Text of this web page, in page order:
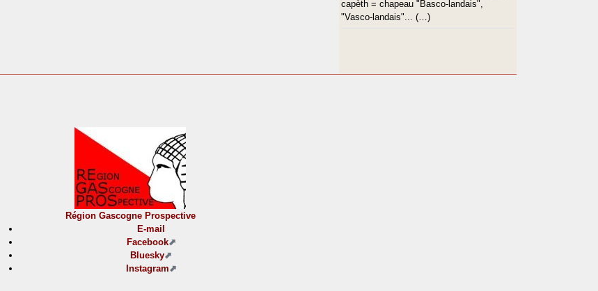
capèth = chapeau "Basco-landais",
"Vasco-landais"... (…)
Région Gascogne Prospective
E-mail
Facebook
Bluesky
Instagram